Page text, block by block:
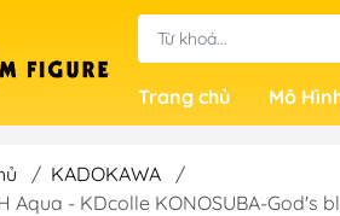
Trang chủ
Mô
/ KADOKAWA
/
Aqua - KDcolle KONOSUBA-God's